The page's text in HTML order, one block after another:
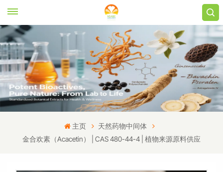
主页
天然药物中间体
金合欢素（Acacetin） | CAS 480-44-4 | 植物来源原料供应